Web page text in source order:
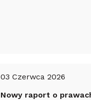
03 Czerwca 2026
Nowy raport o